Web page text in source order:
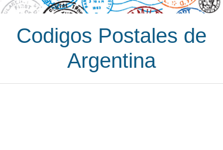
Codigos Postales de
Argentina